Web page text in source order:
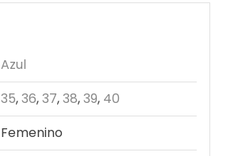
Azul
35,36,37,38,39, 40
Femenino